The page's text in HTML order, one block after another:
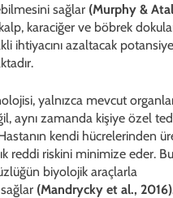
sağlar (Murphy &
karaciğer ve böbrek
ihtiyacını azaltacak
yalnızca mevcut
aynı zamanda kişiye özel
kendi hücrelerinden
reddi riskini minimize eder. Bu
biyolojik araçlarla
(Mandrycky et al.,